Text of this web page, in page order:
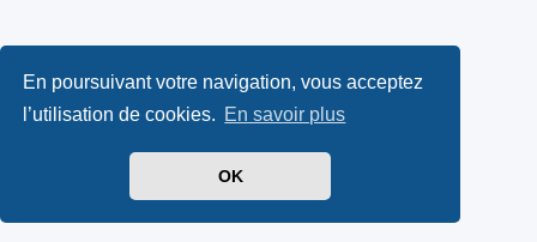
En poursuivant votre navigation, vous acceptez
l’utilisation de cookies. En savoir plus
OK